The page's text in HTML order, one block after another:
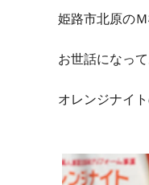
姫路市北原の
お世話になって
オレンジナイト